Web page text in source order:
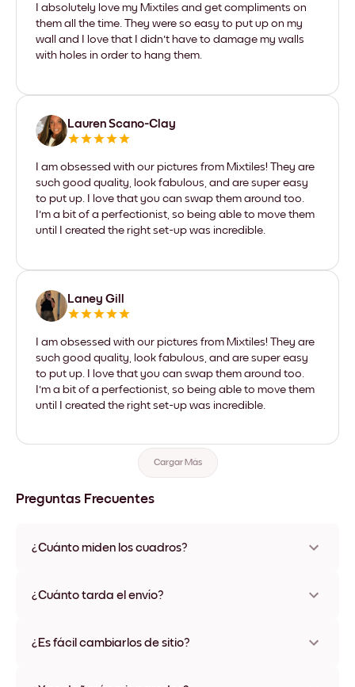
I absolutely love my Mixtiles and get compliments on
them all the time. They were so easy to put up on my
wall and I love that I didn't have to damage my walls
with holes in order to hang them.
Lauren Scano-Clay
I am obsessed with our pictures from Mixtiles! They are
such good quality, look fabulous, and are super easy
to put up. I love that you can swap them around too.
I'm a bit of a perfectionist, so being able to move them
until I created the right set-up was incredible.
Laney Gill
I am obsessed with our pictures from Mixtiles! They are
such good quality, look fabulous, and are super easy
to put up. I love that you can swap them around too.
I'm a bit of a perfectionist, so being able to move them
until I created the right set-up was incredible.
Cargar Más
Preguntas Frecuentes
¿Cuánto miden los cuadros?
varios materiales y colores de marco, incluidas opciones sin
¿Cuánto tarda el envío?
disponibles en algunos países. Te enviaremos un número de
¿Es fácil cambiarlos de sitio?